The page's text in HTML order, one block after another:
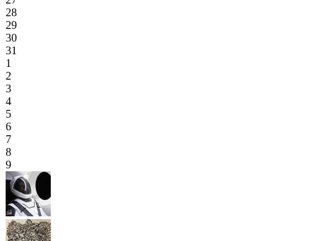
28
29
30
31
1
2
3
4
5
6
7
8
9